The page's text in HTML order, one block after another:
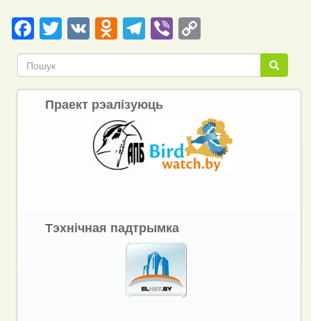
Facebook
Twitter
VKOdnoklassniki
Telegram
ViberCopy
Link Пошук
Пошук
Праект рэалізуюць
Тэхнічная падтрымка